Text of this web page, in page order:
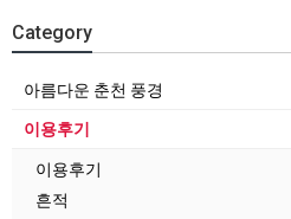
Category
아름다운 춘천 풍경
이용후기
이용후기
흔적